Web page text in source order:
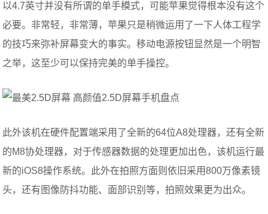
以4.7英寸并没有所谓的单手模式，可能苹果觉得根本没有这个
必要。非常轻，非常薄，苹果只是稍微运用了一下人体工程学
的技巧来弥补屏幕变大的事实。移动电源按钮显然是一个明智
之举，这至少可以保持完美的单手操控。
此外该机在硬件配置端采用了全新的64位A8处理器，还有全新
的M8协处理器，对于传感器数据的处理更加出色，该机运行最
新的iOS8操作系统。此外在拍照方面则依旧采用800万像素镜
头，还有图像防抖功能、面部识别等，拍照效果更为出众。